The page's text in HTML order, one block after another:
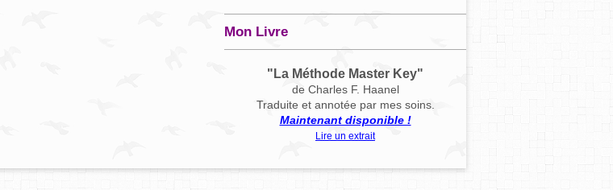
Mon Livre
"La Méthode Master Key"
de Charles F. Haanel
Traduite et annotée par mes soins.
Maintenant disponible !
Lire un extrait